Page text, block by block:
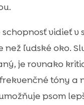
vidieť v
než ľudské oko.
je rovnako
tóny a
psom